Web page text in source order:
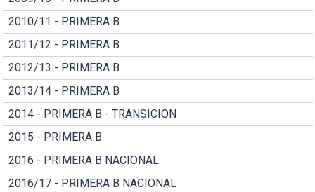
2010/11 - PRIMERA B
2011/12 - PRIMERA B
2012/13 - PRIMERA B
2013/14 - PRIMERA B
2014 - PRIMERA B - TRANSICION
2015 - PRIMERA B
2016 - PRIMERA B NACIONAL
2016/17 - PRIMERA B NACIONAL